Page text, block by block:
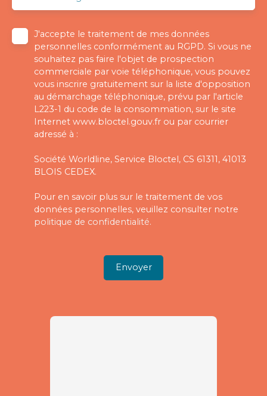
J'accepte le traitement de mes données
personnelles conformément au RGPD. Si vous ne
souhaitez pas faire l'objet de prospection
commerciale par voie téléphonique, vous pouvez
vous inscrire gratuitement sur la liste d'opposition
au démarchage téléphonique, prévu par l'article
L223-1 du code de la consommation, sur le site
Internet www.bloctel.gouv.fr ou par courrier
adressé à :
Société Worldline, Service Bloctel, CS 61311, 41013
BLOIS CEDEX.
Pour en savoir plus sur le traitement de vos
données personnelles, veuillez consulter notre
politique de confidentialité.
Envoyer